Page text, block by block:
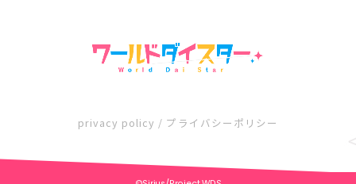
privacy policy / プライバシーポリシー